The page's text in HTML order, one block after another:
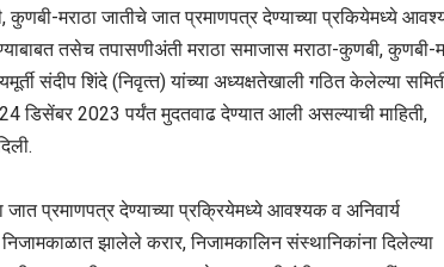
कुणबी-मराठा जातीचे जात प्रमाणपत्र देण्‍याच्या प्रकियेमध्ये
तसेच तपासणीअंती मराठा समाजास मराठा-कुणबी, कुणबी-
संदीप शिंदे (निवृत्‍त) यांच्या अध्‍यक्षतेखाली गठित केलेल्या
डिसेंबर 2023 पर्यंत मुदतवाढ देण्यात आली असल्याची माहिती,
जात प्रमाणपत्र देण्याच्या प्रक्रियेमध्ये आवश्यक व अनिवार्य
झालेले करार, निजामकालिन संस्थानिकांना दिलेल्या